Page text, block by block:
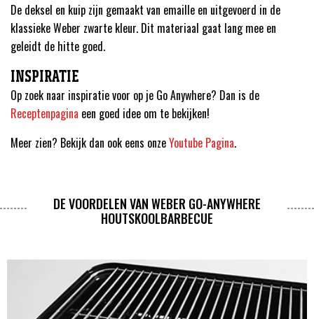
De deksel en kuip zijn gemaakt van emaille en uitgevoerd in de
klassieke Weber zwarte kleur. Dit materiaal gaat lang mee en
geleidt de hitte goed.
INSPIRATIE
Op zoek naar inspiratie voor op je Go Anywhere? Dan is de
Receptenpagina een goed idee om te bekijken!
Meer zien? Bekijk dan ook eens onzeYoutube Pagina.
DE VOORDELEN VAN WEBER GO-ANYWHERE
HOUTSKOOLBARBECUE